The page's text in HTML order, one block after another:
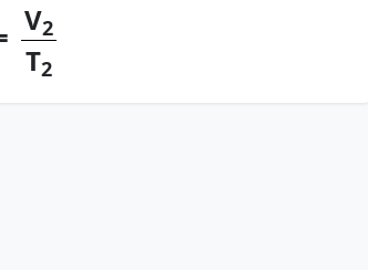
V2
T2